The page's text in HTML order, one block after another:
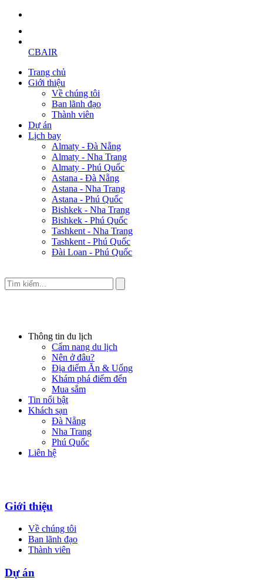
CBAIR
Trang chủ
Giới thiệu
Về chúng tôi
Ban lãnh đạo
Thành viên
Dự án
Lịch bay
Almaty - Đà Nẵng
Almaty - Nha Trang
Almaty - Phú Quốc
Astana - Đà Nẵng
Astana - Nha Trang
Astana - Phú Quốc
Bishkek - Nha Trang
Bishkek - Phú Quốc
Tashkent - Nha Trang
Tashkent - Phú Quốc
Đài Loan - Phú Quốc
Thông tin du lịch
Cẩm nang du lịch
Nên ở đâu?
Địa điểm Ăn & Uống
Khám phá điểm đến
Mua sắm
Tin nổi bật
Khách sạn
Đà Nẵng
Nha Trang
Phú Quốc
Liên hệ
Giới thiệu
Về chúng tôi
Ban lãnh đạo
Thành viên
Dự án